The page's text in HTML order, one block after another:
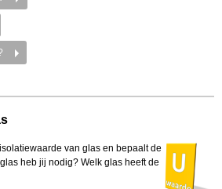
van glas en bepaalt de
heb jij nodig? Welk glas heeft de